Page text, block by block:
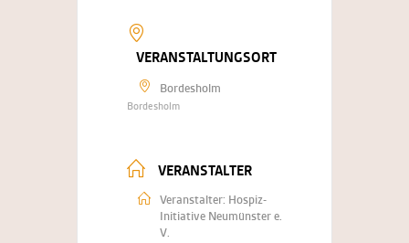
VERANSTALTUNGSORT
Bordesholm
Bordesholm
VERANSTALTER
Veranstalter: Hospiz-
Initiative Neumünster e.
V.